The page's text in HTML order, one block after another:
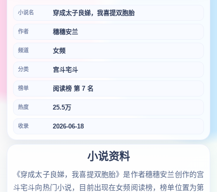
小说名 穿成太子良娣，我喜提双胞胎
作者 穗穗安兰
频道 女频
分类 宫斗宅斗
榜单 阅读榜 第 7 名
热度 25.5万
收录 2026-06-18
小说资料
《穿成太子良娣，我喜提双胞胎》是作者穗穗安兰创作的宫
斗宅斗向热门小说，目前出现在女频阅读榜，榜单位置为第